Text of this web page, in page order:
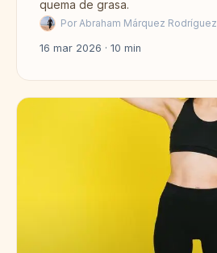
quema de grasa.
Por Abraham Márquez Rodríguez
16 mar 2026 · 10 min